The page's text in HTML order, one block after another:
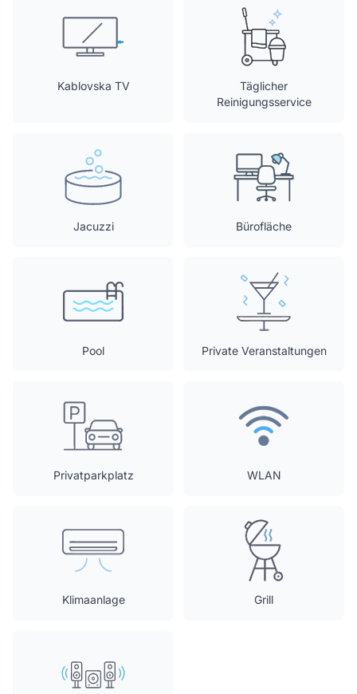
Kablovska TV
Täglicher
Reinigungsservice
Jacuzzi Bürofläche
Pool Private Veranstaltungen
Privatparkplatz WLAN
Klimaanlage Grill